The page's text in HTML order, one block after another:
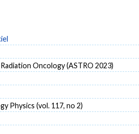
Oncology (ASTRO 2023)
Physics (vol. 117, no 2)